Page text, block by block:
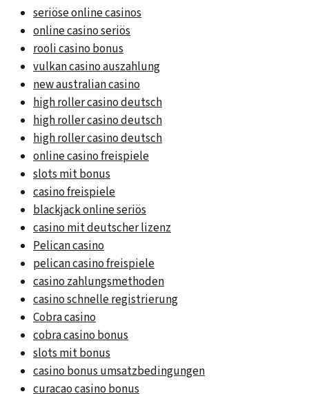
seriöse online casinos
online casino seriös
rooli casino bonus
vulkan casino auszahlung
new australian casino
high roller casino deutsch
high roller casino deutsch
high roller casino deutsch
online casino freispiele
slots mit bonus
casino freispiele
blackjack online seriös
casino mit deutscher lizenz
Pelican casino
pelican casino freispiele
casino zahlungsmethoden
casino schnelle registrierung
Cobra casino
cobra casino bonus
slots mit bonus
casino bonus umsatzbedingungen
curacao casino bonus